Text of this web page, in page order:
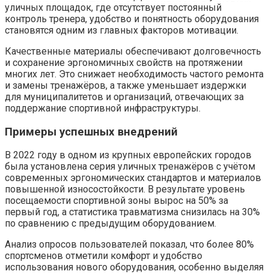
уличных площадок, где отсутствует постоянный
контроль тренера, удобство и понятность оборудования
становятся одним из главных факторов мотивации.
Качественные материалы обеспечивают долговечность
и сохранение эргономичных свойств на протяжении
многих лет. Это снижает необходимость частого ремонта
и замены тренажёров, а также уменьшает издержки
для муниципалитетов и организаций, отвечающих за
поддержание спортивной инфраструктуры.
Примеры успешных внедрений
В 2022 году в одном из крупных европейских городов
была установлена серия уличных тренажёров с учётом
современных эргономических стандартов и материалов
повышенной износостойкости. В результате уровень
посещаемости спортивной зоны вырос на 50% за
первый год, а статистика травматизма снизилась на 30%
по сравнению с предыдущим оборудованием.
Анализ опросов пользователей показал, что более 80%
спортсменов отметили комфорт и удобство
использования нового оборудования, особенно выделяя